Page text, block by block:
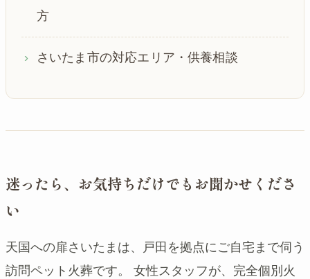
方
さいたま市の対応エリア・供養相談
迷ったら、お気持ちだけでもお聞かせくださ
い
天国への扉さいたまは、戸田を拠点にご自宅まで伺う
訪問ペット火葬です。 女性スタッフが、完全個別火